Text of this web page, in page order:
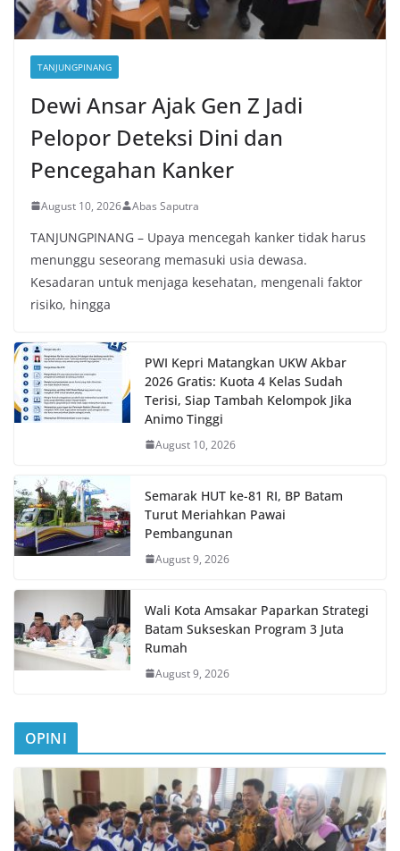
TANJUNGPINANG
Dewi Ansar Ajak Gen Z Jadi
Pelopor Deteksi Dini dan
Pencegahan Kanker
August 10, 2026 Abas Saputra
TANJUNGPINANG – Upaya mencegah kanker tidak harus
menunggu seseorang memasuki usia dewasa.
Kesadaran untuk menjaga kesehatan, mengenali faktor
risiko, hingga
PWI Kepri Matangkan UKW Akbar
2026 Gratis: Kuota 4 Kelas Sudah
Terisi, Siap Tambah Kelompok Jika
Animo Tinggi
August 10, 2026
Semarak HUT ke-81 RI, BP Batam
Turut Meriahkan Pawai
Pembangunan
August 9, 2026
Wali Kota Amsakar Paparkan Strategi
Batam Sukseskan Program 3 Juta
Rumah
August 9, 2026
OPINI